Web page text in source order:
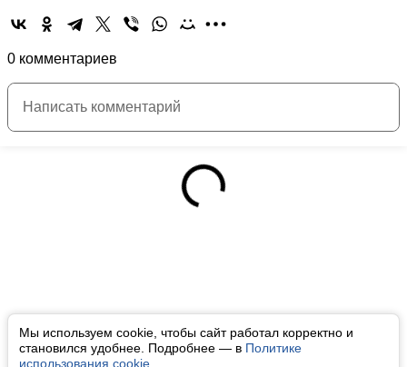
Мы используем cookie, чтобы сайт работал корректно и
становился удобнее. Подробнее — в Политике
использования cookie
0 комментариев